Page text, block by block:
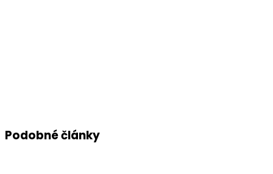
Podobné články